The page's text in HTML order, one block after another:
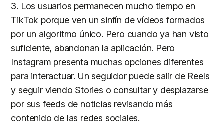
3. Los usuarios permanecen mucho tiempo en
TikTok porque ven un sinfín de vídeos formados
por un algoritmo único. Pero cuando ya han visto
suficiente, abandonan la aplicación. Pero
Instagram presenta muchas opciones diferentes
para interactuar. Un seguidor puede salir de Reels
y seguir viendo Stories o consultar y desplazarse
por sus feeds de noticias revisando más
contenido de las redes sociales.